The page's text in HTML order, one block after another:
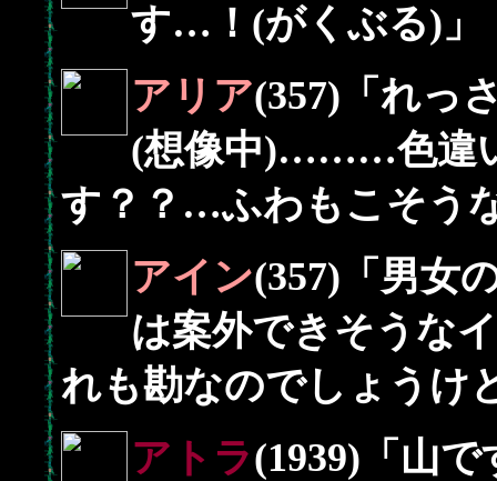
す…！(がくぶる)」
アリア(357)「れっ
(想像中)………色違
す？？…ふわもこそう
アイン(357)「男女
は案外できそうな
れも勘なのでしょうけ
アトラ(1939)「山